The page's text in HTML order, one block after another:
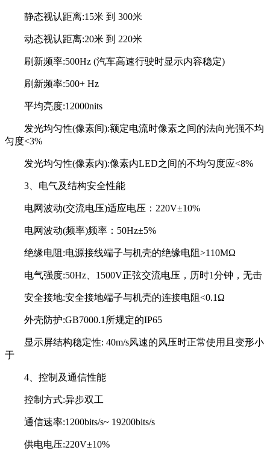
静态视认距离:15米 到 300米
动态视认距离:20米 到 220米
刷新频率:500Hz (汽车高速行驶时显示内容稳定)
刷新频率:500+ Hz
平均亮度:12000nits
发光均匀性(像素间):额定电流时像素之间的法向光强不均
匀度<3%
发光均匀性(像素内):像素内LED之间的不均匀度应<8%
3、电气及结构安全性能
电网波动(交流电压)适应电压：220V±10%
电网波动(频率)频率：50Hz±5%
绝缘电阻:电源接线端子与机壳的绝缘电阻>110MΩ
电气强度:50Hz、1500V正弦交流电压，历时1分钟，无击
安全接地:安全接地端子与机壳的连接电阻<0.1Ω
外壳防护:GB7000.1所规定的IP65
显示屏结构稳定性: 40m/s风速的风压时正常使用且变形小
于
4、控制及通信性能
控制方式:异步双工
通信速率:1200bits/s~ 19200bits/s
供电电压:220V±10%